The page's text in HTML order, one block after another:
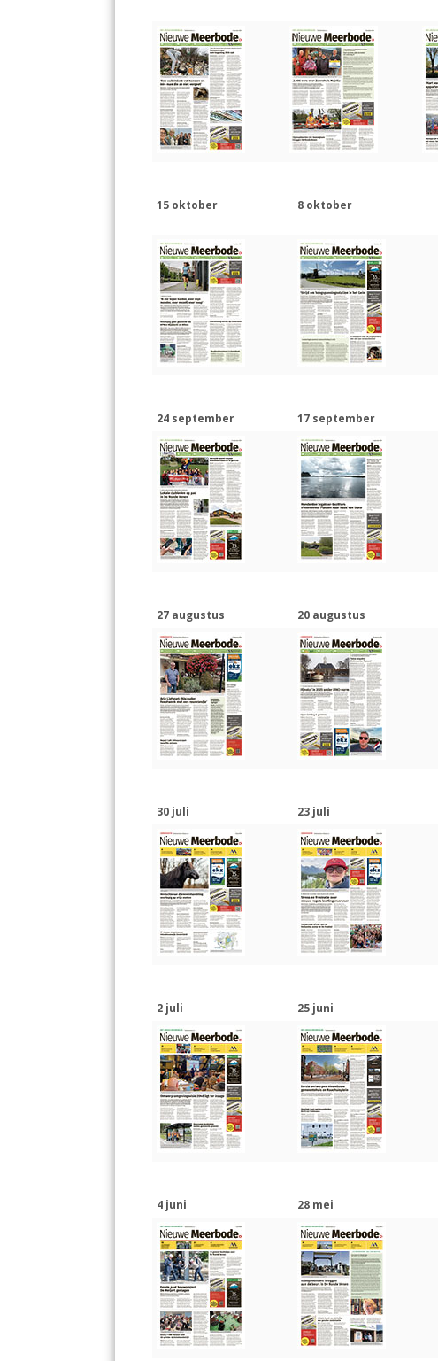
15 oktober 8 oktober
24 september 17 september
27 augustus 20 augustus
30 juli 23 juli
2 juli 25 juni
4 juni 28 mei